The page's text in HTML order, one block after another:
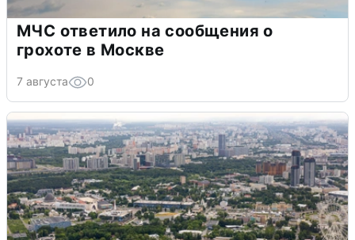
МЧС ответило на сообщения о
грохоте в Москве
7 августа 0